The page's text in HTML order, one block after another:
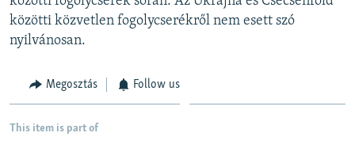
közötti közvetlen fogolycserékről nem esett szó
nyilvánosan.
Megosztás Follow us
This item is part of